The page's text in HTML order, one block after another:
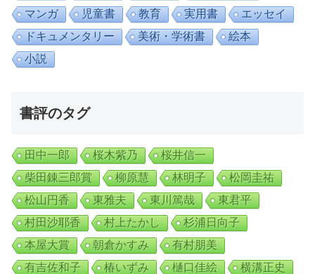
マンガ
児童書 教育 実用書
エッセイ
ドキュメンタリー
美術・学術書
絵本
小説
書評のタグ
田中一郎 桜木紫乃
桜井信一
柴田錬三郎賞
柳原慧 林明子
松岡圭祐
松山円香
東雅夫 東川篤哉
東君平
村田沙耶香
村上たかし
杉浦日向子
本屋大賞
朝倉かすみ
有村朋美
有吉佐和子
椿いずみ 樋口佳絵
横溝正史